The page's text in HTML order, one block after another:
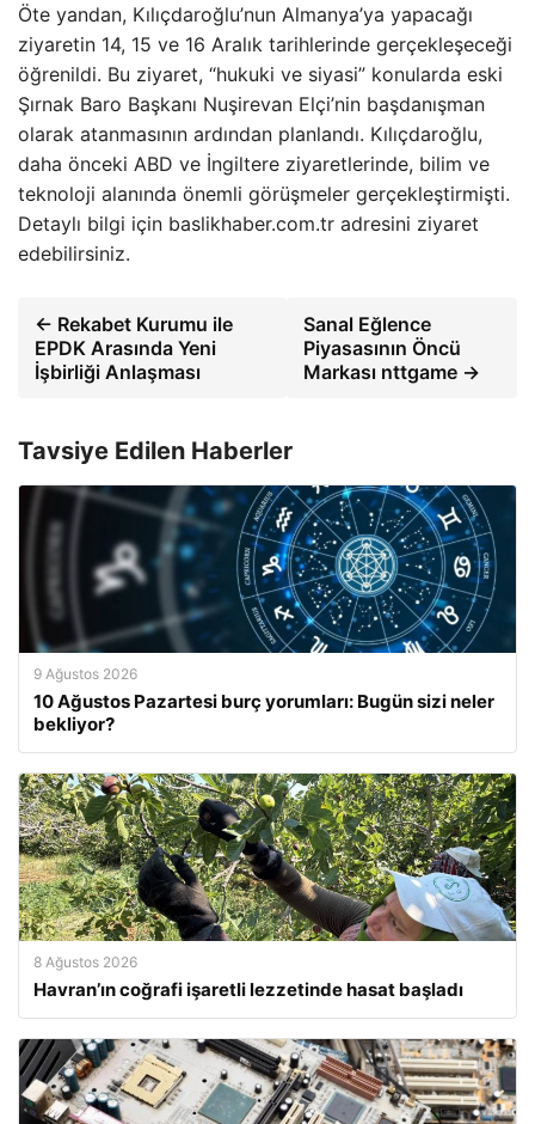
Öte yandan, Kılıçdaroğlu’nun Almanya’ya yapacağı
ziyaretin 14, 15 ve 16 Aralık tarihlerinde gerçekleşeceği
öğrenildi. Bu ziyaret, “hukuki ve siyasi” konularda eski
Şırnak Baro Başkanı Nuşirevan Elçi’nin başdanışman
olarak atanmasının ardından planlandı. Kılıçdaroğlu,
daha önceki ABD ve İngiltere ziyaretlerinde, bilim ve
teknoloji alanında önemli görüşmeler gerçekleştirmişti.
Detaylı bilgi için baslikhaber.com.tr adresini ziyaret
edebilirsiniz.
← Rekabet Kurumu ile
EPDK Arasında Yeni
İşbirliği Anlaşması
Sanal Eğlence
Piyasasının Öncü
Markası nttgame →
Tavsiye Edilen Haberler
9 Ağustos 2026
10 Ağustos Pazartesi burç yorumları: Bugün sizi neler
bekliyor?
8 Ağustos 2026
Havran’ın coğrafi işaretli lezzetinde hasat başladı